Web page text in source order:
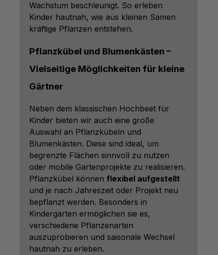
Wachstum beschleunigt. So erleben
Kinder hautnah, wie aus kleinen Samen
kräftige Pflanzen entstehen.
Pflanzkübel und Blumenkästen –
Vielseitige Möglichkeiten für kleine
Gärtner
Neben dem klassischen Hochbeet für
Kinder bieten wir auch eine große
Auswahl an Pflanzkübeln und
Blumenkästen. Diese sind ideal, um
begrenzte Flächen sinnvoll zu nutzen
oder mobile Gartenprojekte zu realisieren.
Pflanzkübel können flexibel aufgestellt
und je nach Jahreszeit oder Projekt neu
bepflanzt werden. Besonders in
Kindergärten ermöglichen sie es,
verschiedene Pflanzenarten
auszuprobieren und saisonale Wechsel
hautnah zu erleben.